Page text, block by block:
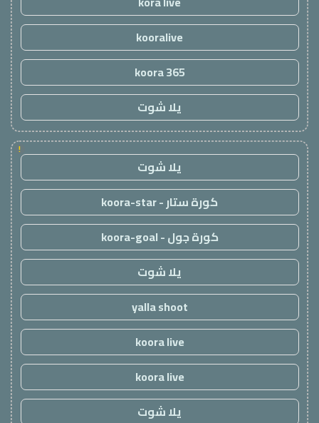
kooralive
koora 365
يلا شوت
!
يلا شوت
كورة ستار - koora-star
كورة جول - koora-goal
يلا شوت
yalla shoot
koora live
koora live
يلا شوت